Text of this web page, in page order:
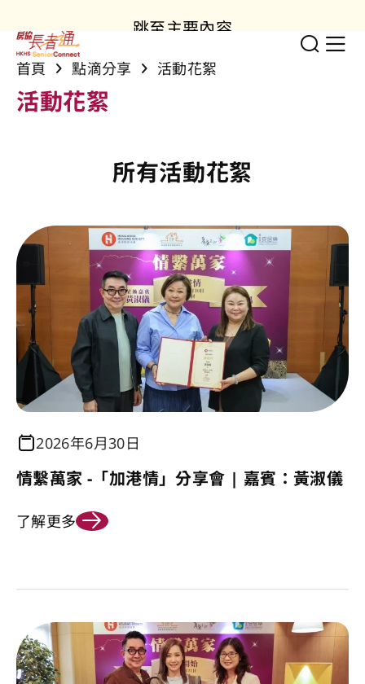
跳至主要內容
切換
顯
首頁 點滴分享 活動花絮
活動花絮
所有活動花絮
2026年6月30日
情繫萬家 -「加港情」分享會 | 嘉賓：黃淑儀
了解更多